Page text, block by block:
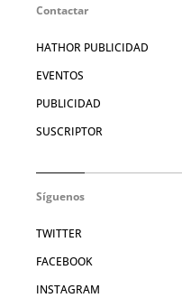
Contactar
HATHOR PUBLICIDAD
EVENTOS
PUBLICIDAD
SUSCRIPTOR
Síguenos
TWITTER
FACEBOOK
INSTAGRAM